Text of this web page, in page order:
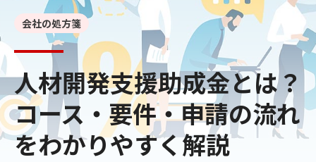
人材開発支援助成金とは？
コース・要件・申請の流れ
をわかりやすく解説
会社の処方箋